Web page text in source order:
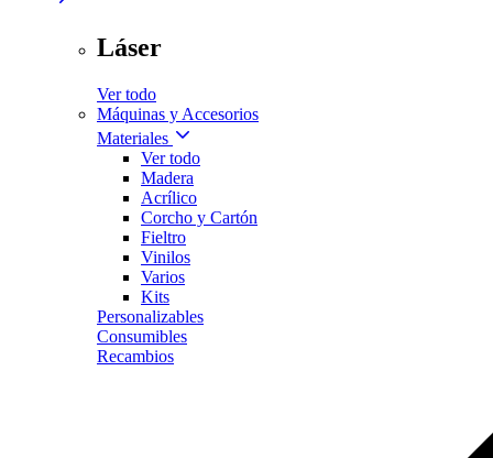
Láser
Ver todo
Máquinas y Accesorios
Materiales
Ver todo
Madera
Acrílico
Corcho y Cartón
Fieltro
Vinilos
Varios
Kits
Personalizables
Consumibles
Recambios